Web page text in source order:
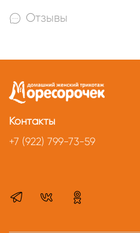
Отзывы
Контакты
+7 (922) 799-73-59